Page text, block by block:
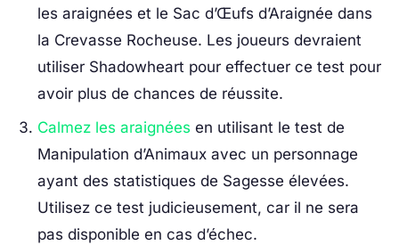
les araignées et le Sac d’Œufs d’Araignée dans
la Crevasse Rocheuse. Les joueurs devraient
utiliser Shadowheart pour effectuer ce test pour
avoir plus de chances de réussite.
Calmez les araignées en utilisant le test de
Manipulation d’Animaux avec un personnage
ayant des statistiques de Sagesse élevées.
Utilisez ce test judicieusement, car il ne sera
pas disponible en cas d’échec.